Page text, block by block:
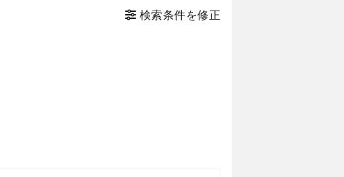
検索条件を修正